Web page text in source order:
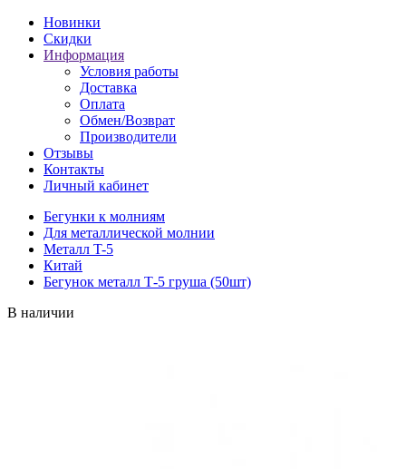
Новинки
Скидки
Информация
Условия работы
Доставка
Оплата
Обмен/Возврат
Производители
Отзывы
Контакты
Личный кабинет
Бегунки к молниям
Для металлической молнии
Металл T-5
Китай
Бегунок металл Т-5 груша (50шт)
В наличии